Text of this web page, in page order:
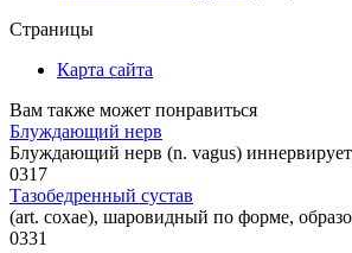
Страницы
Карта сайта
Вам также может понравиться
Блуждающий нерв
Блуждающий нерв (n. vagus)
0317
Тазобедренный сустав
(art. coxae), шаровидный по форме,
0331